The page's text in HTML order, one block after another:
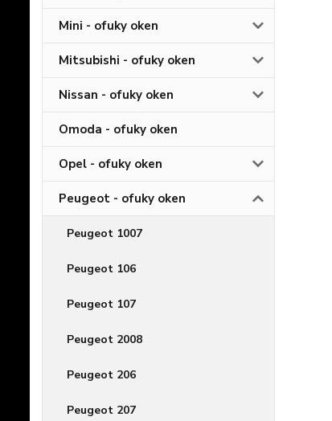
Mini - ofuky oken
Mitsubishi - ofuky oken
Nissan - ofuky oken
Omoda - ofuky oken
Opel - ofuky oken
Peugeot - ofuky oken
Peugeot 1007
Peugeot 106
Peugeot 107
Peugeot 2008
Peugeot 206
Peugeot 207